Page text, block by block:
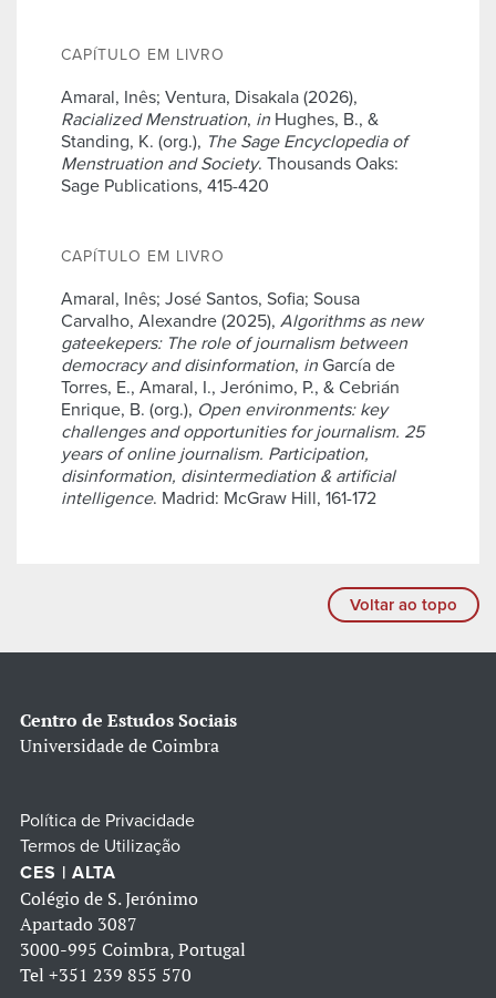
CAPÍTULO EM LIVRO
Amaral, Inês; Ventura, Disakala (2026),
Racialized Menstruation, in Hughes, B., &
Standing, K. (org.), The Sage Encyclopedia of
Menstruation and Society. Thousands Oaks:
Sage Publications, 415-420
CAPÍTULO EM LIVRO
Amaral, Inês; José Santos, Sofia; Sousa
Carvalho, Alexandre (2025), Algorithms as new
gateekepers: The role of journalism between
democracy and disinformation, in García de
Torres, E., Amaral, I., Jerónimo, P., & Cebrián
Enrique, B. (org.), Open environments: key
challenges and opportunities for journalism. 25
years of online journalism. Participation,
disinformation, disintermediation & artificial
intelligence. Madrid: McGraw Hill, 161-172
Voltar ao topo
Centro de Estudos Sociais
Universidade de Coimbra
Política de Privacidade
Termos de Utilização
CES | ALTA
Colégio de S. Jerónimo
Apartado 3087
3000-995 Coimbra, Portugal
Tel +351 239 855 570